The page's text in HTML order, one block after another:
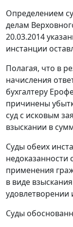
Определением
делам
20.03.2014
инстанции
Полагая, что в
начисления
бухгалтеру
причинены
суд с исковым
взыскании в
Суды обеих
недоказанности
применения
в виде
удовлетворении
Суды